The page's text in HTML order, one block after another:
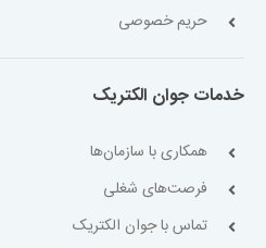
حریم خصوصی
خدمات جوان الکتریک
همکاری با سازمان‌ها
فرصت‌های شغلی
تماس با جوان الکتریک